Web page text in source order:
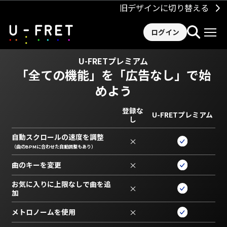
旧デザインに切り替える
ログイン
U-FRETプレミアム
「全ての機能」を 「広告なし」で始
めよう
登録な
し
U-FRETプレミアム
自動スクロールの速度を調整
（曲のBPMに合わせた自動調整もあり） ×
曲のキーを変更 ×
お気に入りに上限なしで曲を追
加
×
メトロノームを使用 ×